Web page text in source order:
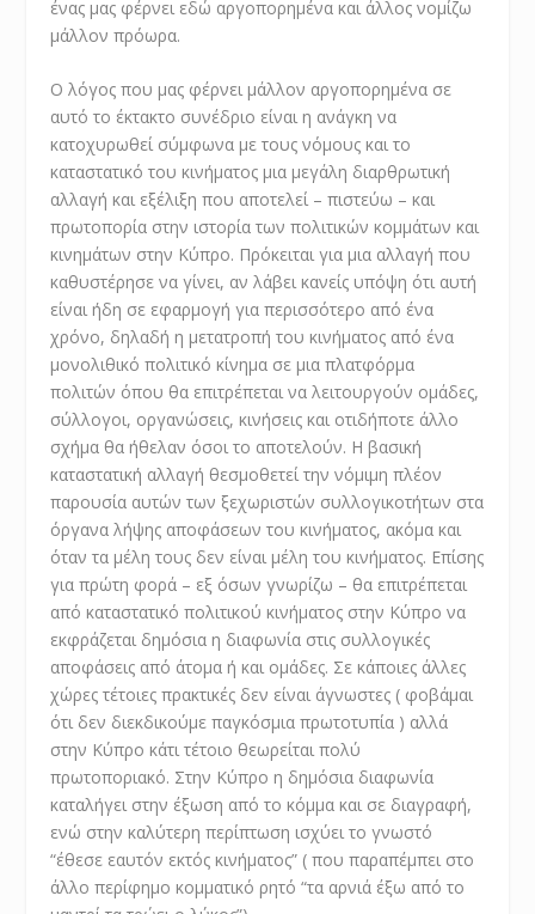
ένας μας φέρνει εδώ αργοπορημένα και άλλος νομίζω
μάλλον πρόωρα.
Ο λόγος που μας φέρνει μάλλον αργοπορημένα σε
αυτό το έκτακτο συνέδριο είναι η ανάγκη να
κατοχυρωθεί σύμφωνα με τους νόμους και το
καταστατικό του κινήματος μια μεγάλη διαρθρωτική
αλλαγή και εξέλιξη που αποτελεί – πιστεύω – και
πρωτοπορία στην ιστορία των πολιτικών κομμάτων και
κινημάτων στην Κύπρο. Πρόκειται για μια αλλαγή που
καθυστέρησε να γίνει, αν λάβει κανείς υπόψη ότι αυτή
είναι ήδη σε εφαρμογή για περισσότερο από ένα
χρόνο, δηλαδή η μετατροπή του κινήματος από ένα
μονολιθικό πολιτικό κίνημα σε μια πλατφόρμα
πολιτών όπου θα επιτρέπεται να λειτουργούν ομάδες,
σύλλογοι, οργανώσεις, κινήσεις και οτιδήποτε άλλο
σχήμα θα ήθελαν όσοι το αποτελούν. Η βασική
καταστατική αλλαγή θεσμοθετεί την νόμιμη πλέον
παρουσία αυτών των ξεχωριστών συλλογικοτήτων στα
όργανα λήψης αποφάσεων του κινήματος, ακόμα και
όταν τα μέλη τους δεν είναι μέλη του κινήματος. Επίσης
για πρώτη φορά – εξ όσων γνωρίζω – θα επιτρέπεται
από καταστατικό πολιτικού κινήματος στην Κύπρο να
εκφράζεται δημόσια η διαφωνία στις συλλογικές
αποφάσεις από άτομα ή και ομάδες. Σε κάποιες άλλες
χώρες τέτοιες πρακτικές δεν είναι άγνωστες ( φοβάμαι
ότι δεν διεκδικούμε παγκόσμια πρωτοτυπία ) αλλά
στην Κύπρο κάτι τέτοιο θεωρείται πολύ
πρωτοποριακό. Στην Κύπρο η δημόσια διαφωνία
καταλήγει στην έξωση από το κόμμα και σε διαγραφή,
ενώ στην καλύτερη περίπτωση ισχύει το γνωστό
“έθεσε εαυτόν εκτός κινήματος” ( που παραπέμπει στο
άλλο περίφημο κομματικό ρητό “τα αρνιά έξω από το